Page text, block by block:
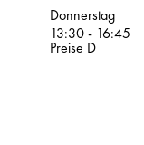
Volksoper
Donnerstag
13:30- 16:45
Preise D